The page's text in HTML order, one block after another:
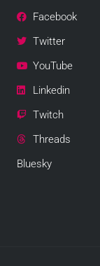
Facebook
Twitter
YouTube
Linkedin
Twitch
Threads
Bluesky